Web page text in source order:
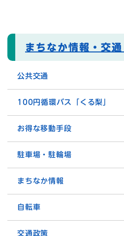
まちなか情報・交
公共交通
100円循環バス「くる梨」
お得な移動手段
駐車場・駐輪場
まちなか情報
自転車
交通政策